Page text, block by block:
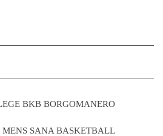
BKB BORGOMANERO
MENS SANA BASKETBALL